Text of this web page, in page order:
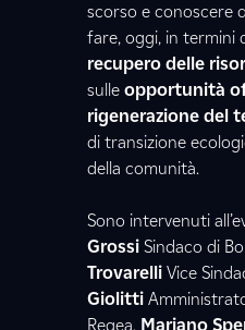
scorso e conoscere
fare, oggi, in termini
recupero delle
sulle opportunità
rigenerazione del
di transizione
della comunità.
Sono intervenuti
Grossi Sindaco di
Trovarelli Vice
Giolitti
Regea, Mariano